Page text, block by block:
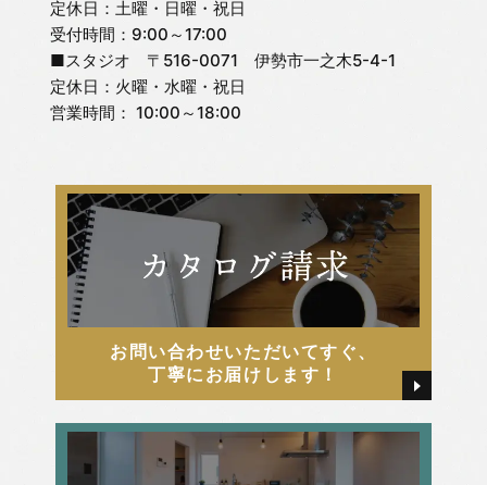
定休日：土曜・日曜・祝日
受付時間：9:00～17:00
■スタジオ 〒516-0071 伊勢市一之木5-4-1
定休日：火曜・水曜・祝日
営業時間： 10:00～18:00
お問い合わせいただいてすぐ、
丁寧にお届けします！